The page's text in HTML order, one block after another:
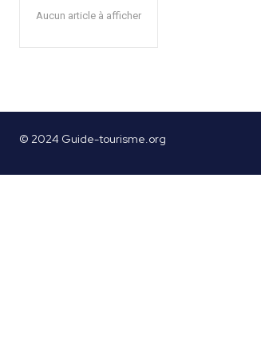
Aucun article à afficher
© 2024 Guide-tourisme.org